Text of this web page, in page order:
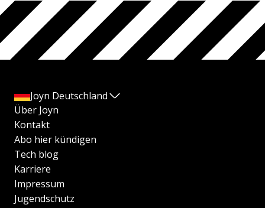
Joyn Deutschland
Über Joyn
Kontakt
Abo hier kündigen
Tech blog
Karriere
Impressum
Jugendschutz